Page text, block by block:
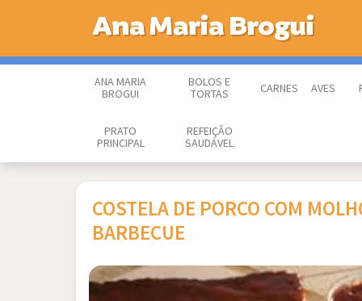
Ana Maria Brogui
ANA MARIA
BROGUI
BOLOS E
TORTAS
CARNES AVES
PRATO
PRINCIPAL
REFEIÇÃO
SAUDÁVEL
COSTELA DE PORCO COM
BARBECUE